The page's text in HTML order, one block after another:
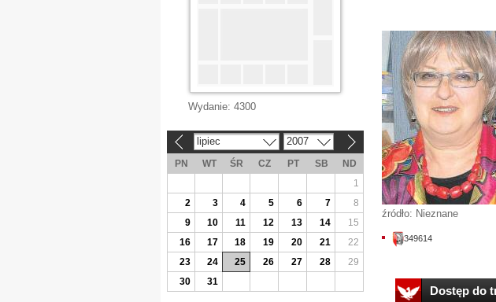
źródło: Nieznane
349614
Dostęp do
Wydanie: 4300
lipiec 2007
PN WT ŚR CZ PT SB
ND
1
2
3 4 5 6 7
8
9
10 11 12 13 14
15
16
17 18 19 20 21
22
23
24 25 26 27 28
29
30
31